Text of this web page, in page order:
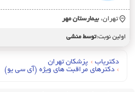
تهران، بيمارستان مهر
اولین نوبت:توسط منشی
دکتریاب › پزشکان تهران
› دکترهای مراقبت هاي ويژه (آي سي يو)